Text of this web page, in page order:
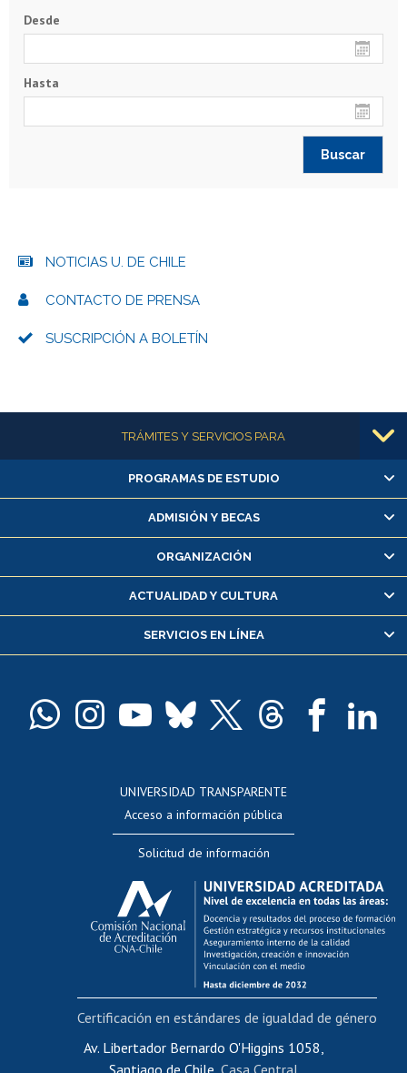
Desde
Hasta
NOTICIAS U. DE CHILE
CONTACTO DE PRENSA
SUSCRIPCIÓN A BOLETÍN
Más informaciónTRÁMITES Y SERVICIOS PARA
Alumnas/os y exalumnas/os
Matrícula en línea
Inscripción y cambio de asignaturas
Consulta y certificado de notas
Servicio médico y dental
Pago de arancel y crédito alumnos
Docentes
Perfeccionamiento
Editar Portafolio Académico
Evaluación docente
Calificación académica
Postulación al AUCAI
Funcionarias/os
Cursos internos de capacitación
Bienestar del personal
Portal de movilidad interna
Certificado de renta
Certificado de renta honorarios
PROGRAMAS DE ESTUDIO
ADMISIÓN Y BECAS
ORGANIZACIÓN
ACTUALIDAD Y CULTURA
SERVICIOS EN LÍNEA
UNIVERSIDAD TRANSPARENTE
Acceso a información pública
Solicitud de información
Av. Libertador Bernardo O'Higgins 1058,
Santiago de Chile, Casa Central
Certificación en estándares de igualdad de género